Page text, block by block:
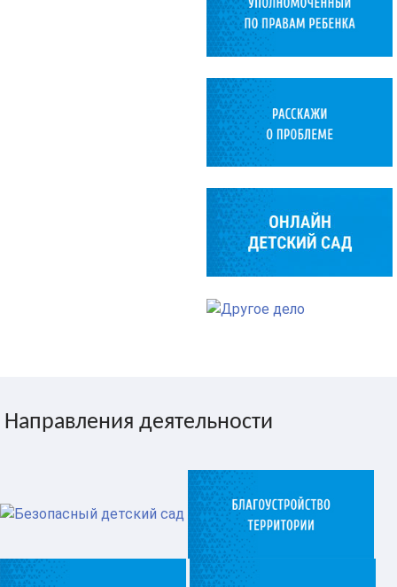
Направления деятельности